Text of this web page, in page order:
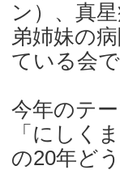
ン）、真
弟姉妹の
ている会
今年のテ
「にしく
の20年ど